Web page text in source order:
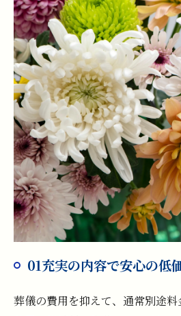
01充実の内容で安心の低
葬儀の費用を抑えて、通常別途